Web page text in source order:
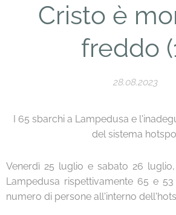
Cristo è
freddo
28.08.2023
I 65 sbarchi a Lampedusa e
del sistema
Venerdì 25 luglio e sabato 26
Lampedusa rispettivamente 65 e
numero di persone all'interno